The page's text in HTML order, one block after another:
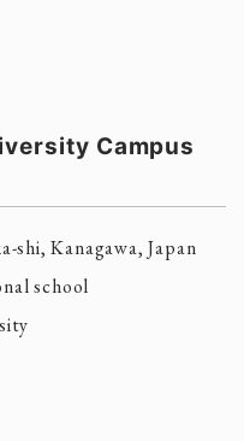
Campus
shi, Kanagawa, Japan
school